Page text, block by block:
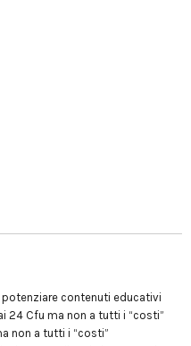
contenuti educativi
24 Cfu ma non a tutti i “costi”
non a tutti i “costi”